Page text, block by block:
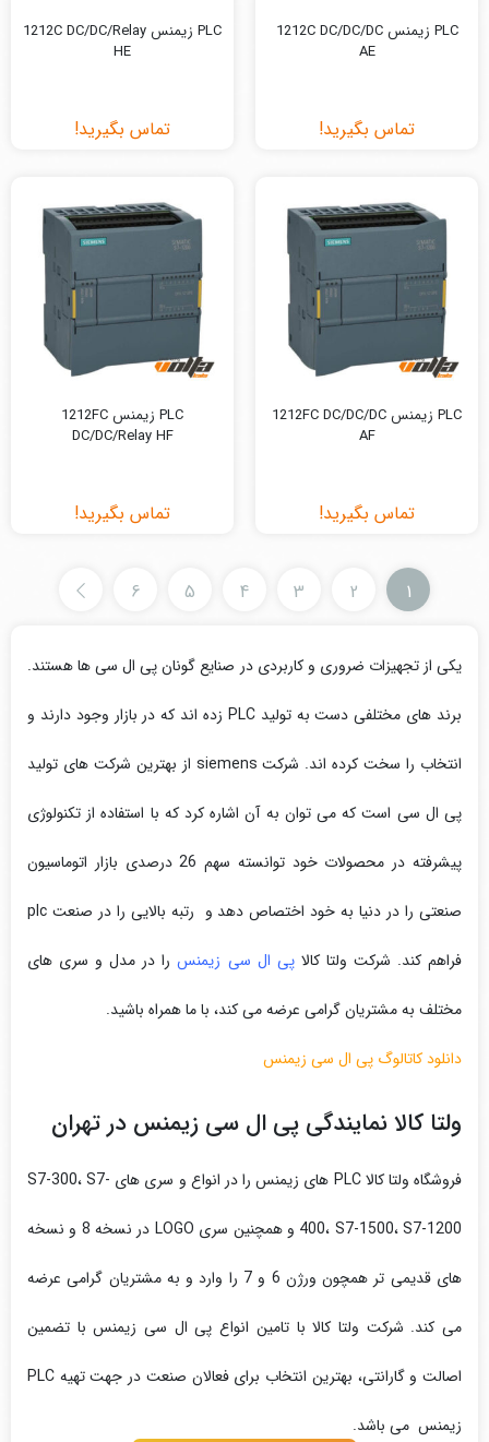
PLC زیمنس 1212C DC/DC/DC
AE
تماس بگیرید!
PLC زیمنس 1212C DC/DC/Relay
HE
تماس بگیرید!
PLC زیمنس 1212FC DC/DC/DC
AF
تماس بگیرید!
PLC زیمنس 1212FC
DC/DC/Relay HF
تماس بگیرید!
1
2
3
4
5
6
یکی از تجهیزات ضروری و کاربردی در صنایع گونان پی ال سی ها هستند.
برند های مختلفی دست به تولید PLC زده اند که در بازار وجود دارند و
انتخاب را سخت کرده اند. شرکت siemens از بهترین شرکت های تولید
پی ال سی است که می توان به آن اشاره کرد که با استفاده از تکنولوژی
پیشرفته در محصولات خود توانسته سهم 26 درصدی بازار اتوماسیون
صنعتی را در دنیا به خود اختصاص دهد و رتبه بالایی را در صنعت plc
فراهم کند. شرکت ولتا کالاپی ال سی زیمنسرا در مدل و سری های
مختلف به مشتریان گرامی عرضه می کند، با ما همراه باشید.
دانلود کاتالوگ پی ال سی زیمنس
ولتا کالا نمایندگی پی ال سی زیمنس در تهران
فروشگاه ولتا کالا PLC های زیمنس را در انواع و سری های S7-300، S7-
400، S7-1500، S7-1200 و همچنین سری LOGO در نسخه 8 و نسخه
های قدیمی تر همچون ورژن 6 و 7 را وارد و به مشتریان گرامی عرضه
می کند. شرکت ولتا کالا با تامین انواع پی ال سی زیمنس با تضمین
اصالت و گارانتی، بهترین انتخاب برای فعالان صنعت در جهت تهیه PLC
زیمنس می باشد.